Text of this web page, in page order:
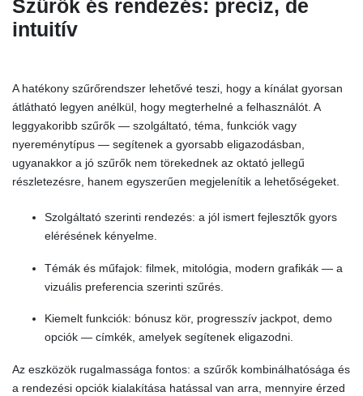
Szűrők és rendezés: precíz, de
intuitív
A hatékony szűrőrendszer lehetővé teszi, hogy a kínálat gyorsan
átlátható legyen anélkül, hogy megterhelné a felhasználót. A
leggyakoribb szűrők — szolgáltató, téma, funkciók vagy
nyereménytípus — segítenek a gyorsabb eligazodásban,
ugyanakkor a jó szűrők nem törekednek az oktató jellegű
részletezésre, hanem egyszerűen megjelenítik a lehetőségeket.
Szolgáltató szerinti rendezés: a jól ismert fejlesztők gyors
elérésének kényelme.
Témák és műfajok: filmek, mitológia, modern grafikák — a
vizuális preferencia szerinti szűrés.
Kiemelt funkciók: bónusz kör, progresszív jackpot, demo
opciók — címkék, amelyek segítenek eligazodni.
Az eszközök rugalmassága fontos: a szűrők kombinálhatósága és
a rendezési opciók kialakítása hatással van arra, mennyire érzed